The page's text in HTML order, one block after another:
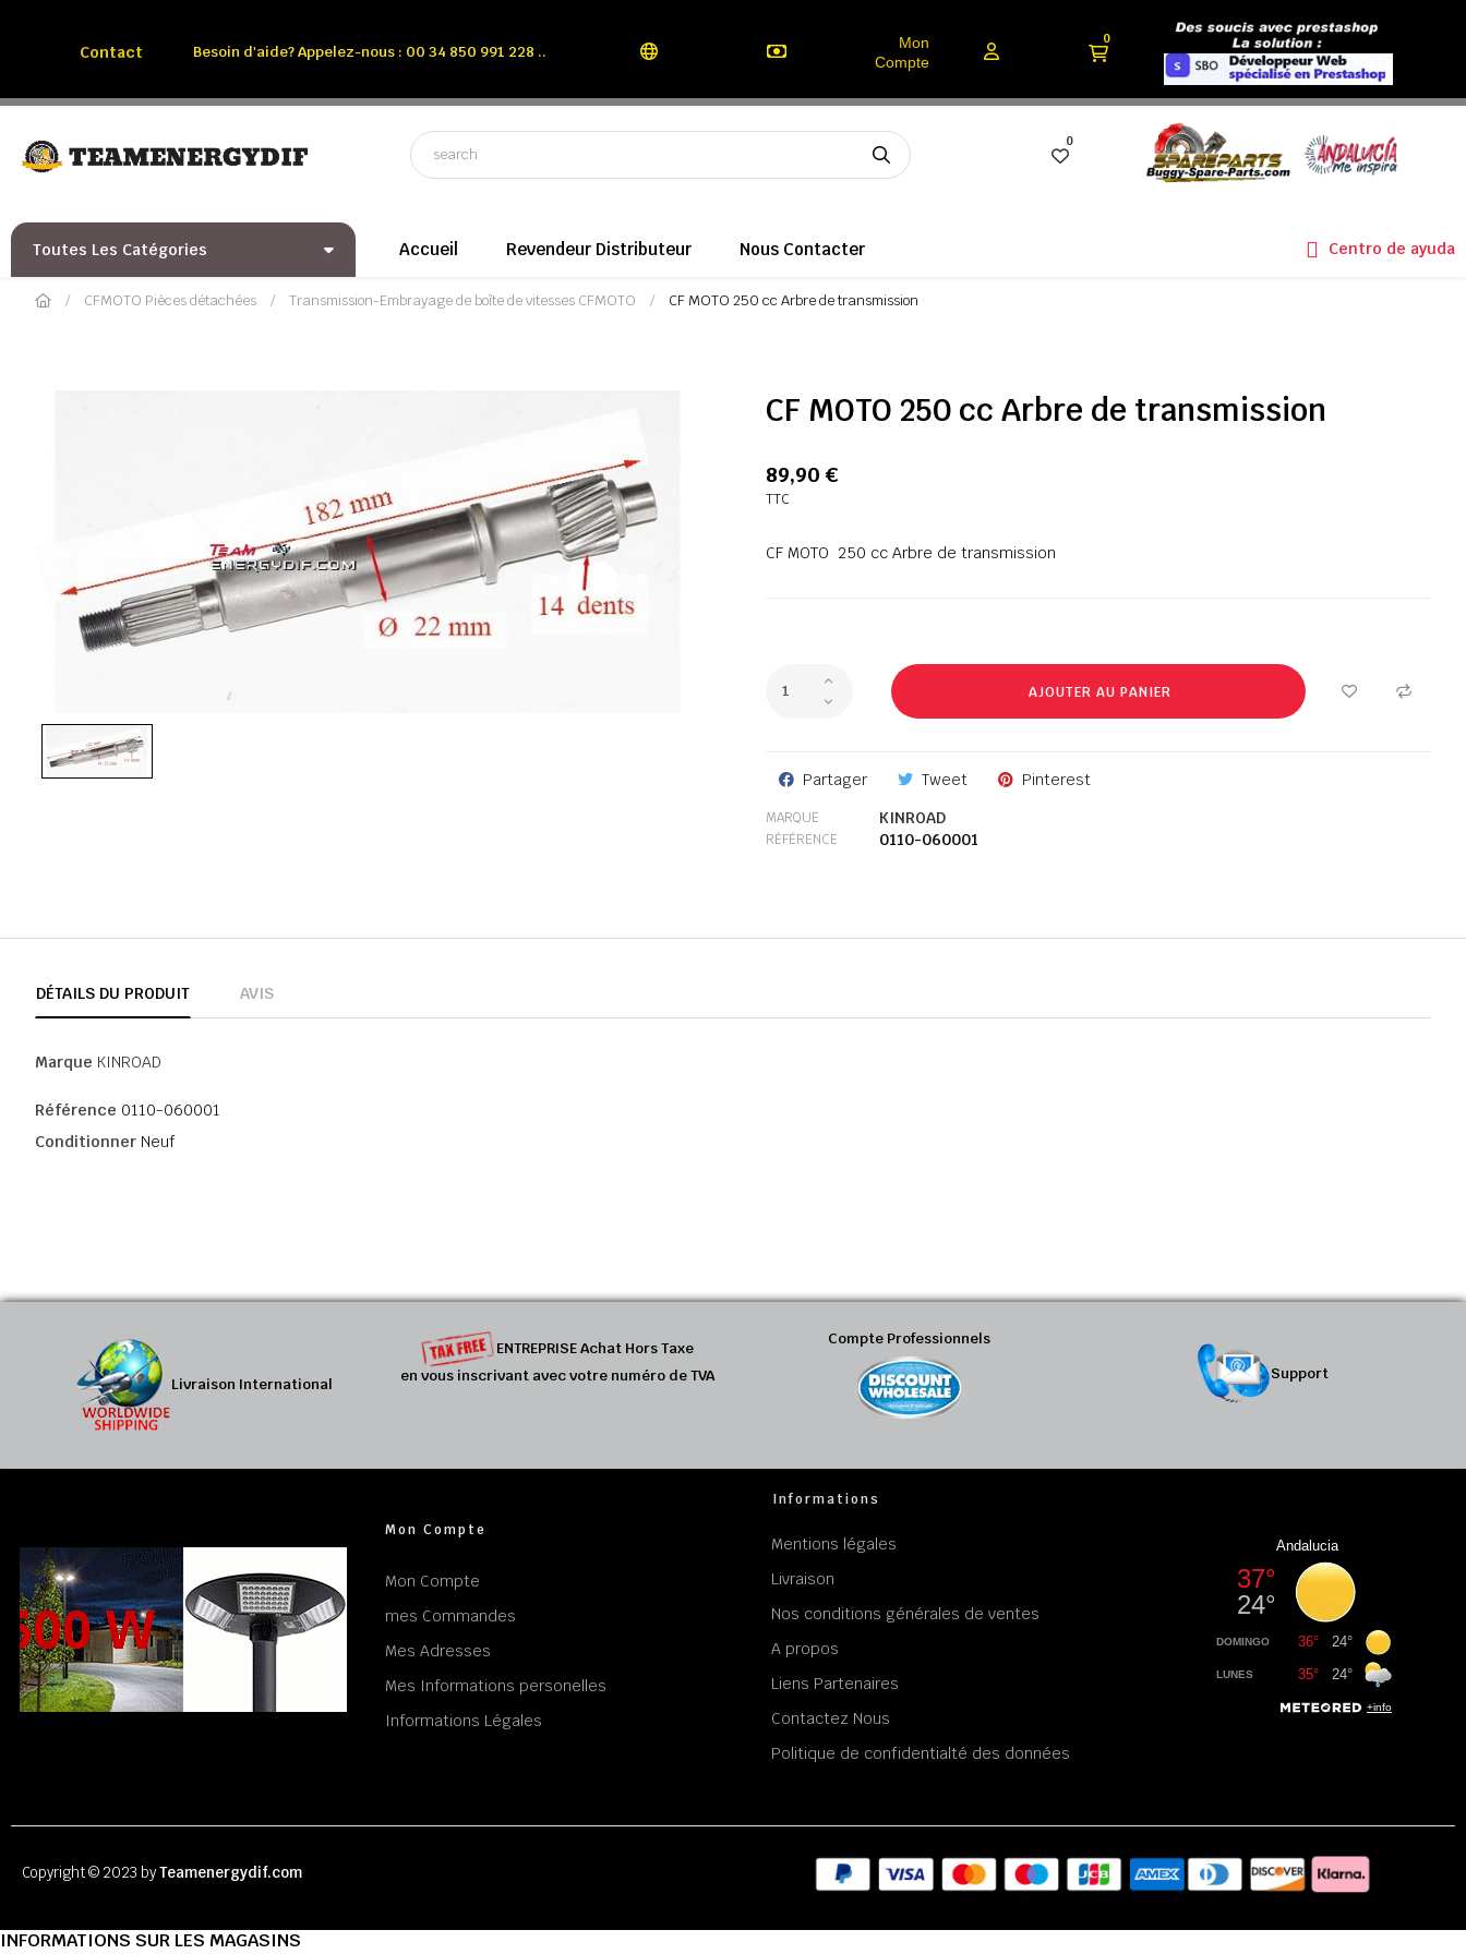
Contact Besoin d'aide? Appelez-nous : 00 34 850 991 228 ..
Mon
Compte
0
0
Toutes Les Catégories Accueil Revendeur Distributeur Nous Contacter Centro de ayuda
CFMOTO Pièces détachées Transmission-Embrayage de boîte de vitesses CFMOTO CF MOTO 250 cc Arbre de transmission
CF MOTO 250 cc Arbre de transmission
89,90 €
TTC
CF MOTO 250 cc Arbre de transmission
AJOUTER AU PANIER
Partager Tweet Pinterest
MARQUE KINROAD
RÉFÉRENCE 0110-060001
DÉTAILS DU PRODUIT AVIS
Marque KINROAD
Référence 0110-060001
Conditionner Neuf
Livraison International
ENTREPRISE Achat Hors Taxe
en vous inscrivant avec votre numéro de TVA
Compte Professionnels
Support
Mon Compte
Mon Compte
mes Commandes
Mes Adresses
Mes Informations personelles
Informations Légales
Informations
Mentions légales
Livraison
Nos conditions générales de ventes
A propos
Liens Partenaires
Contactez Nous
Politique de confidentialté des données
Copyright © 2023 byTeamenergydif.com
INFORMATIONS SUR LES MAGASINS